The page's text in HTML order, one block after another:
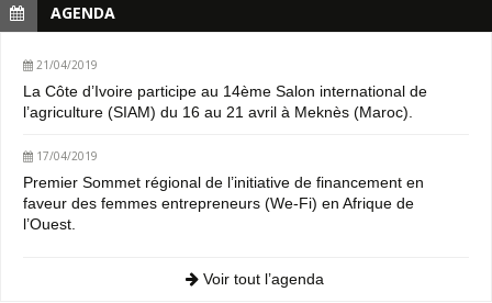
AGENDA
21/04/2019
La Côte d’Ivoire participe au 14ème Salon international de
l’agriculture (SIAM) du 16 au 21 avril à Meknès (Maroc).
17/04/2019
Premier Sommet régional de l’initiative de financement en
faveur des femmes entrepreneurs (We-Fi) en Afrique de
l’Ouest.
Voir tout l’agenda